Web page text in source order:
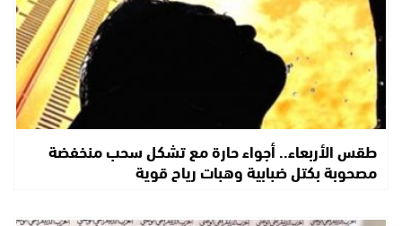
طقس الأربعاء.. أجواء حارة مع تشكل سحب منخفضة
مصحوبة بكتل ضبابية وهبات رياح قوية